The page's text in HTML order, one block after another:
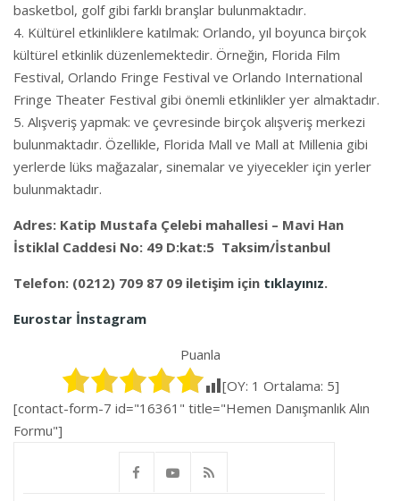
basketbol, golf gibi farklı branşlar bulunmaktadır.
Kültürel etkinliklere katılmak: Orlando, yıl boyunca birçok
kültürel etkinlik düzenlemektedir. Örneğin, Florida Film
Festival, Orlando Fringe Festival ve Orlando International
Fringe Theater Festival gibi önemli etkinlikler yer almaktadır.
Alışveriş yapmak: ve çevresinde birçok alışveriş merkezi
bulunmaktadır. Özellikle, Florida Mall ve Mall at Millenia gibi
yerlerde lüks mağazalar, sinemalar ve yiyecekler için yerler
bulunmaktadır.
Adres: Katip Mustafa Çelebi mahallesi – Mavi Han
İstiklal Caddesi No: 49 D:kat:5 Taksim/İstanbul
Telefon: (0212) 709 87 09 iletişim için tıklayınız.
Eurostar İnstagram
Puanla
[OY: 1 Ortalama: 5]
[contact-form-7 id="16361" title="Hemen Danışmanlık Alın
Formu"]